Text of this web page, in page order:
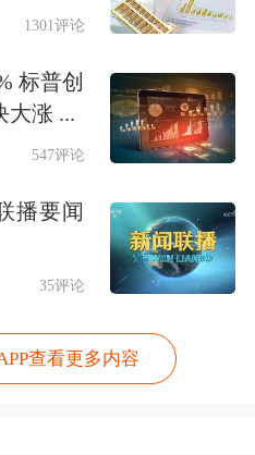
1301评论
标普创
大涨 ...
547评论
播要闻
35评论
查看更多内容